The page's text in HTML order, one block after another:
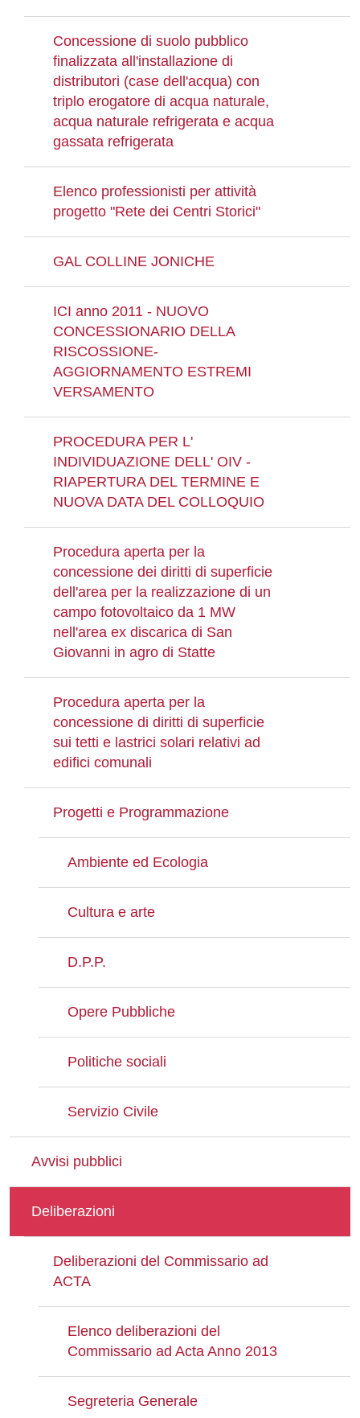
Concessione di suolo pubblico
finalizzata all'installazione di
distributori (case dell'acqua) con
triplo erogatore di acqua naturale,
acqua naturale refrigerata e acqua
gassata refrigerata
Elenco professionisti per attività
progetto "Rete dei Centri Storici"
GAL COLLINE JONICHE
ICI anno 2011 - NUOVO
CONCESSIONARIO DELLA
RISCOSSIONE-
AGGIORNAMENTO ESTREMI
VERSAMENTO
PROCEDURA PER L'
INDIVIDUAZIONE DELL' OIV -
RIAPERTURA DEL TERMINE E
NUOVA DATA DEL COLLOQUIO
Procedura aperta per la
concessione dei diritti di superficie
dell'area per la realizzazione di un
campo fotovoltaico da 1 MW
nell'area ex discarica di San
Giovanni in agro di Statte
Procedura aperta per la
concessione di diritti di superficie
sui tetti e lastrici solari relativi ad
edifici comunali
Progetti e Programmazione
Ambiente ed Ecologia
Cultura e arte
D.P.P.
Opere Pubbliche
Politiche sociali
Servizio Civile
Avvisi pubblici
Deliberazioni
Deliberazioni del Commissario ad
ACTA
Elenco deliberazioni del
Commissario ad Acta Anno 2013
Segreteria Generale